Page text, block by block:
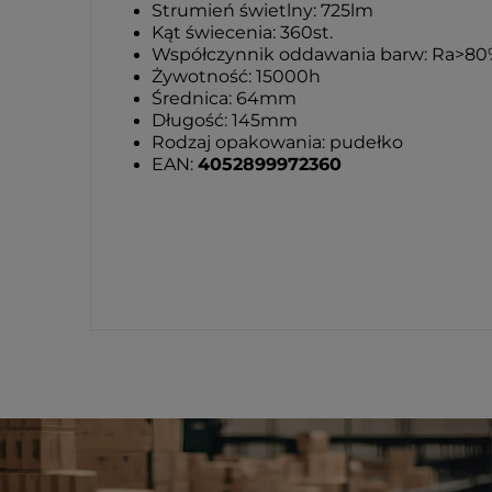
Strumień świetlny: 725lm
Kąt świecenia: 360st.
Współczynnik oddawania barw:
Żywotność: 15000h
Średnica: 64mm
Długość: 145mm
Rodzaj opakowania: pudełko
EAN: 4052899972360